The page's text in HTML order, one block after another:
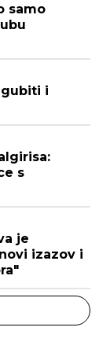
samo
i
s
je
izazov i